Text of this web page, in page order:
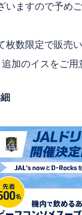
いますので予め
枚数限定で販売
加のイスをご